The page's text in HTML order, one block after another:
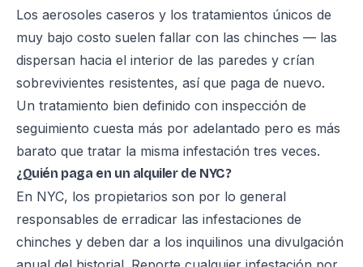
Los aerosoles caseros y los tratamientos únicos de
muy bajo costo suelen fallar con las chinches — las
dispersan hacia el interior de las paredes y crían
sobrevivientes resistentes, así que paga de nuevo.
Un tratamiento bien definido con inspección de
seguimiento cuesta más por adelantado pero es más
barato que tratar la misma infestación tres veces.
¿Quién paga en un alquiler de NYC?
En NYC, los propietarios son por lo general
responsables de erradicar las infestaciones de
chinches y deben dar a los inquilinos una divulgación